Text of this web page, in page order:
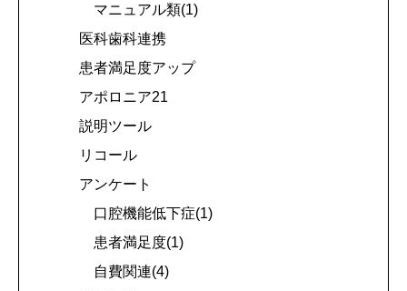
マニュアル類(1)
医科歯科連携
患者満足度アップ
アポロニア21
説明ツール
リコール
アンケート
口腔機能低下症(1)
患者満足度(1)
自費関連(4)